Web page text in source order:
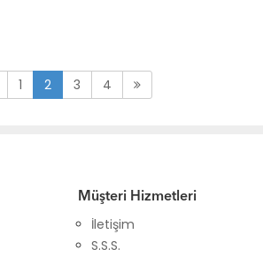
1 2 3 4
Müşteri Hizmetleri
İletişim
S.S.S.